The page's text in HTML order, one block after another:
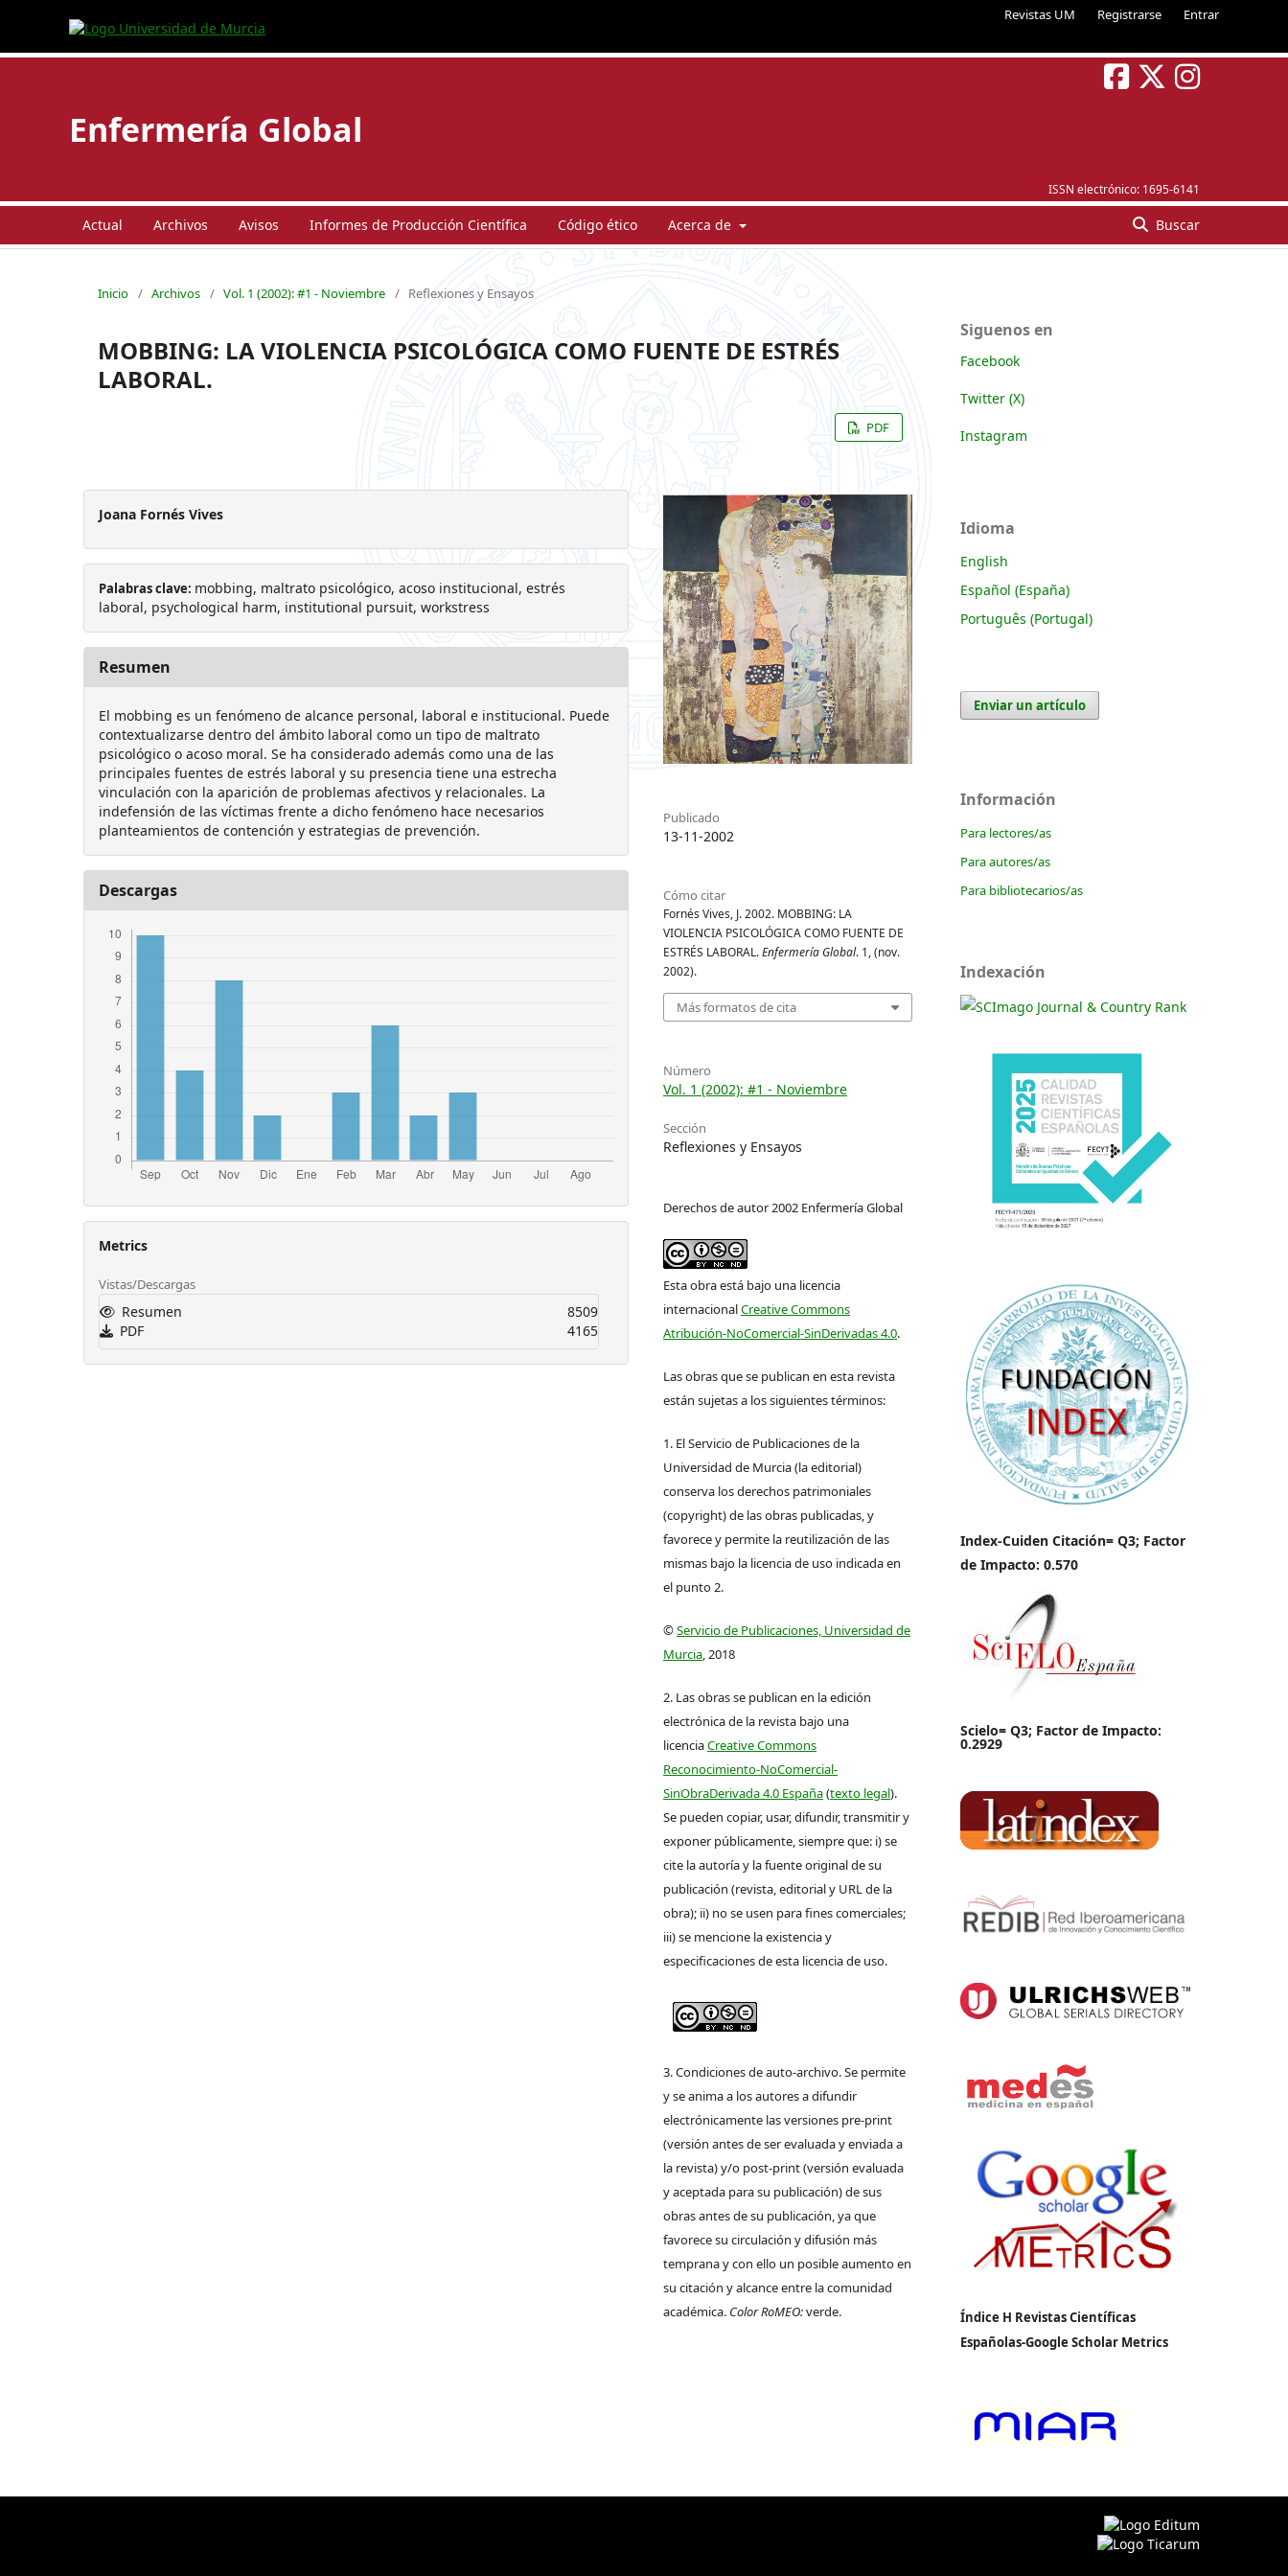
Revistas UM Registrarse Entrar
ISSN electrónico: 1695-6141
Enfermería Global
Actual Archivos Avisos Informes de Producción Científica Código ético Acerca de Buscar
Inicio / Archivos / Vol. 1 (2002): #1 - Noviembre / Reflexiones y Ensayos
MOBBING: LA VIOLENCIA PSICOLÓGICA COMO FUENTE DE ESTRÉS
LABORAL.
PDF
Joana Fornés Vives
Palabras clave: mobbing, maltrato psicológico, acoso institucional, estrés
laboral, psychological harm, institutional pursuit, workstress
Resumen
El mobbing es un fenómeno de alcance personal, laboral e institucional. Puede
contextualizarse dentro del ámbito laboral como un tipo de maltrato
psicológico o acoso moral. Se ha considerado además como una de las
principales fuentes de estrés laboral y su presencia tiene una estrecha
vinculación con la aparición de problemas afectivos y relacionales. La
indefensión de las víctimas frente a dicho fenómeno hace necesarios
planteamientos de contención y estrategias de prevención.
Descargas
Metrics
Vistas/Descargas
Resumen
8509
PDF
4165
Publicado
13-11-2002
Cómo citar
Fornés Vives, J. 2002. MOBBING: LA
VIOLENCIA PSICOLÓGICA COMO FUENTE DE
ESTRÉS LABORAL.Enfermería Global. 1, (nov.
2002).
Más formatos de cita
Número
Vol. 1 (2002): #1 - Noviembre
Sección
Reflexiones y Ensayos
Derechos de autor 2002 Enfermería Global
Esta obra está bajo una licencia
internacionalCreative Commons
Atribución-NoComercial-SinDerivadas 4.0.
Las obras que se publican en esta revista
están sujetas a los siguientes términos:
1. El Servicio de Publicaciones de la
Universidad de Murcia (la editorial)
conserva los derechos patrimoniales
(copyright) de las obras publicadas, y
favorece y permite la reutilización de las
mismas bajo la licencia de uso indicada en
el punto 2.
©Servicio de Publicaciones, Universidad de
Murcia, 2018
2. Las obras se publican en la edición
electrónica de la revista bajo una
licenciaCreative Commons
Reconocimiento-NoComercial-
SinObraDerivada 4.0 España(texto legal).
Se pueden copiar, usar, difundir, transmitir y
exponer públicamente, siempre que: i) se
cite la autoría y la fuente original de su
publicación (revista, editorial y URL de la
obra); ii) no se usen para fines comerciales;
iii) se mencione la existencia y
especificaciones de esta licencia de uso.
3. Condiciones de auto-archivo. Se permite
y se anima a los autores a difundir
electrónicamente las versiones pre-print
(versión antes de ser evaluada y enviada a
la revista) y/o post-print (versión evaluada
y aceptada para su publicación) de sus
obras antes de su publicación, ya que
favorece su circulación y difusión más
temprana y con ello un posible aumento en
su citación y alcance entre la comunidad
académica. Color RoMEO:verde.
Siguenos en
Facebook
Twitter (X)
Instagram
Idioma
English
Español (España)
Português (Portugal)
Enviar un artículo
Información
Para lectores/as
Para autores/as
Para bibliotecarios/as
Indexación
Index-Cuiden Citación= Q3; Factor
de Impacto: 0.570
Scielo= Q3; Factor de Impacto:
0.2929
Índice H Revistas Científicas
Españolas-Google Scholar Metrics